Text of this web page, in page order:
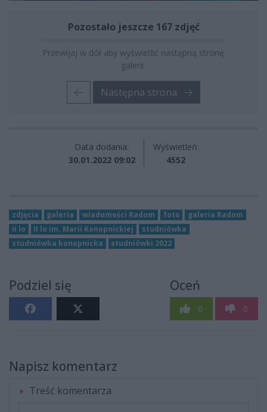
Pozostało jeszcze 167 zdjęć
Przewijaj w dół aby wyświetlić następną stronę
galerii.
Następna strona
Data dodania:
30.01.2022 09:02
Wyświetleń:
4552
zdjęcia galeria wiadomości Radom foto
galeria Radom
ii lo
II lo im. Marii Konopnickiej
studniówka
studniówka konopnicka
studniówki 2022
Podziel się Oceń
0 0
Napisz komentarz
Treść komentarza